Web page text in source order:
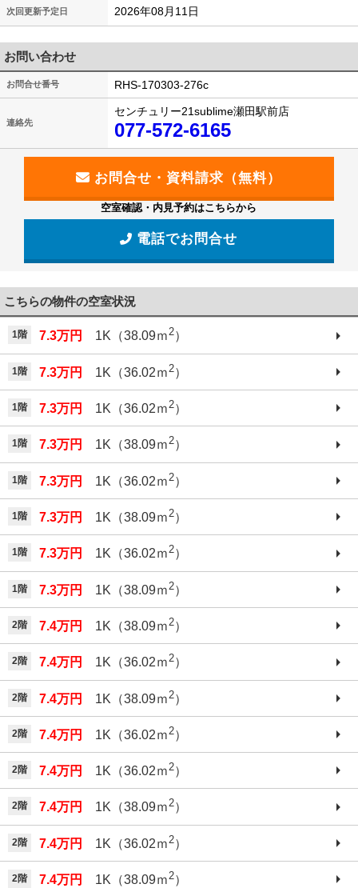
次回更新予定日 2026年08月11日
お問い合わせ
お問合せ番号 RHS-170303-276c
連絡先
センチュリー21sublime瀬田駅前店
077-572-6165
空室確認・内見予約はこちらから
電話でお問合せ
こちらの物件の空室状況
1階 7.3万円 1K（38.09ｍ2）
1階 7.3万円 1K（36.02ｍ 2）
1階 7.3万円 1K（36.02ｍ 2）
1階 7.3万円 1K（38.09ｍ2）
1階 7.3万円 1K（36.02ｍ 2）
1階 7.3万円 1K（38.09ｍ 2）
1階 7.3万円 1K（36.02ｍ2）
1階 7.3万円 1K（38.09ｍ 2）
2階 7.4万円 1K（38.09ｍ 2）
2階 7.4万円 1K（36.02ｍ2）
2階 7.4万円 1K（38.09ｍ 2）
2階 7.4万円 1K（36.02ｍ 2）
2階 7.4万円 1K（36.02ｍ2）
2階 7.4万円 1K（38.09ｍ2）
2階 7.4万円 1K（36.02ｍ 2）
2階 7.4万円 1K（38.09ｍ2）